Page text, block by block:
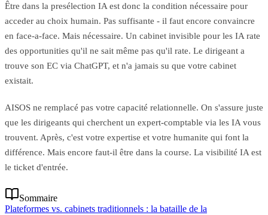
Être dans la presélection IA est donc la condition nécessaire pour
acceder au choix humain. Pas suffisante - il faut encore convaincre
en face-a-face. Mais nécessaire. Un cabinet invisible pour les IA rate
des opportunities qu'il ne sait même pas qu'il rate. Le dirigeant a
trouve son EC via ChatGPT, et n'a jamais su que votre cabinet
existait.
AISOS ne remplacé pas votre capacité relationnelle. On s'assure juste
que les dirigeants qui cherchent un expert-comptable via les IA vous
trouvent. Après, c'est votre expertise et votre humanite qui font la
différence. Mais encore faut-il être dans la course. La visibilité IA est
le ticket d'entrée.
Sommaire
Plateformes vs. cabinets traditionnels : la bataille de la